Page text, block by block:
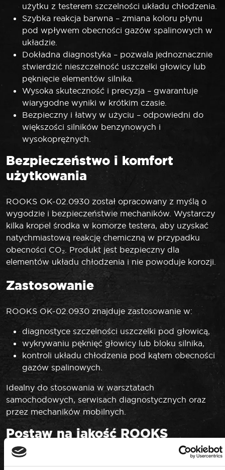
użytku z testerem szczelności układu chłodzenia.
Szybka reakcja barwna – zmiana koloru płynu
pod wpływem obecności gazów spalinowych w
układzie.
Dokładna diagnostyka – pozwala jednoznacznie
stwierdzić nieszczelność uszczelki głowicy lub
pęknięcie elementów silnika.
Wysoka skuteczność i precyzja – gwarantuje
wiarygodne wyniki w krótkim czasie.
Bezpieczny i łatwy w użyciu – odpowiedni do
większości silników benzynowych i
wysokoprężnych.
Bezpieczeństwo i komfort
użytkowania
ROOKS OK-02.0930 został opracowany z myślą o
wygodzie i bezpieczeństwie mechaników. Wystarczy
kilka kropel środka w komorze testera, aby uzyskać
natychmiastową reakcję chemiczną w przypadku
obecności CO₂. Produkt jest bezpieczny dla
elementów układu chłodzenia i nie powoduje korozji.
Zastosowanie
ROOKS OK-02.0930 znajduje zastosowanie w:
diagnostyce szczelności uszczelki pod głowicą,
wykrywaniu pęknięć głowicy lub bloku silnika,
kontroli układu chłodzenia pod kątem obecności
gazów spalinowych.
Idealny do stosowania w warsztatach
samochodowych, serwisach diagnostycznych oraz
przez mechaników mobilnych.
Postaw na jakość ROOKS
Marka ROOKS to gwarancja dokładności,